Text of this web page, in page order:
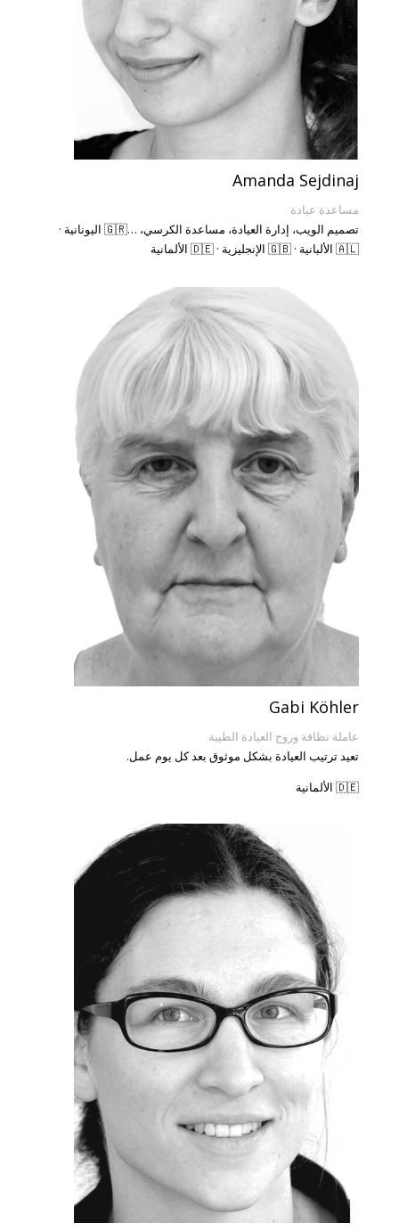
Amanda Sejdinaj
مساعدة عيادة
تصميم الويب، إدارة العيادة، مساعدة الكرسي، …🇬🇷 اليونانية ·
🇦🇱 الألبانية · 🇬🇧 الإنجليزية · 🇩🇪 الألمانية
Gabi Köhler
عاملة نظافة وروح العيادة الطيبة
تعيد ترتيب العيادة بشكل موثوق بعد كل يوم عمل.
🇩🇪 الألمانية